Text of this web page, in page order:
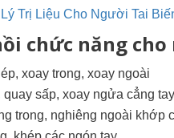
Trị Liệu Cho Người Tai
chức năng
xoay trong, xoay ngoài
sấp, xoay ngửa cẳng
trong, nghiêng ngoài khớp